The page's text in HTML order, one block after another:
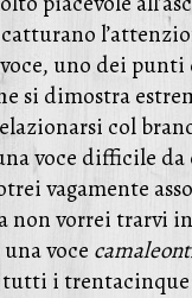
uno dei
si dimostra
col
voce difficile da
vagamente
non vorrei trarvi
voce
i trentacinque